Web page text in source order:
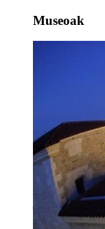
Museoak